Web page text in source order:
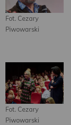
Fot. Cezary
Piwowarski
Fot. Cezary
Piwowarski